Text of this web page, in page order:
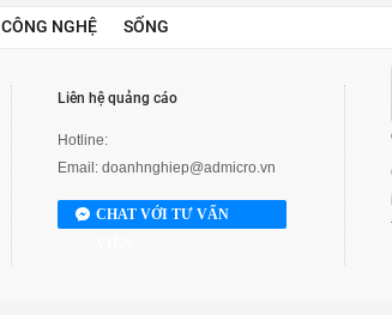
CÔNG NGHỆ SỐNG
Liên hệ quảng cáo
Hotline:
Email: doanhnghiep@admicro.vn
CHAT VỚI TƯ VẤN